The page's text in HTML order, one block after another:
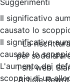
Il significativo
causato lo
Il significativo
causato lo
L'aumento dei
scoppio di un
La
per
i siti web.
Article